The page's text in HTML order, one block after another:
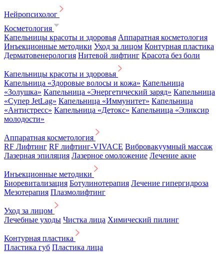
Нейропсихолог
Косметология
Капельницы красоты и здоровья Аппаратная косметология
Инъекционные методики Уход за лицом Контурная пластика
Дерматовенерология Нитевой лифтинг Красота без боли
Капельницы красоты и здоровья
Капельница «Здоровые волосы и кожа» Капельница
«Золушка» Капельница «Энергетический заряд» Капельница
«Супер JetLag» Капельница «Иммунитет» Капельница
«Антистресс» Капельница «Детокс» Капельница «Эликсир
молодости»
Аппаратная косметология
RF Лифтинг RF лифтинг-VIVACE Вибровакуумный массаж
Лазерная эпиляция Лазерное омоложение Лечение акне
Инъекционные методики
Биоревитализация Ботулинотерапия Лечение гипергидроза
Мезотерапия Плазмолифтинг
Уход за лицом
Лечебные уходы Чистка лица Химический пилинг
Контурная пластика
Пластика губ Пластика лица